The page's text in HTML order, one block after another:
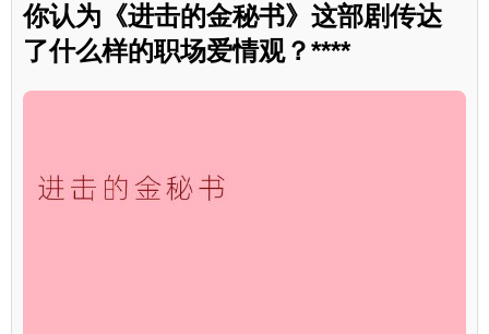
你认为《进击的金秘书》这部剧传达
了什么样的职场爱情观？****